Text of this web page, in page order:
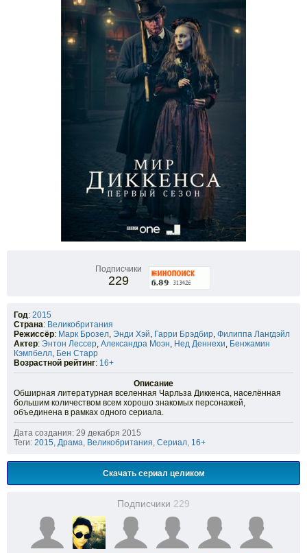
Подписчики
229
Год: 2015
Страна: Великобритания
Режиссёр: Марк Брозел, Энди Хэй, Гарри Брэдбир, Филиппа Лангдэйл
Актер: Энтон Лессер, Александра Моэн, Нед Деннехи, Бенжамин
Кэмпбелл, Бен Старр
Возрастной рейтинг: 16+
Описание
Обширная литературная вселенная Чарльза Диккенса, населённая
большим количеством всем хорошо знакомых персонажей,
объединена в рамках одного сериала.
Дата создания: 29 декабря 2015
Теги: 2015, Драма, Великобритания, Сериал, 16+
Скачать сериал целиком
Подписчики 229